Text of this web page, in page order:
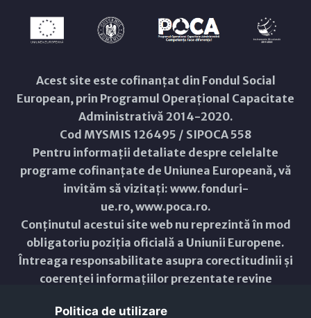
Acest site este cofinanțat din Fondul Social
European, prin Programul Operațional Capacitate
Administrativă 2014-2020.
Cod MYSMIS 126495 / SIPOCA 558
Pentru informații detaliate despre celelalte
programe cofinanțate de Uniunea Europeană, vă
invităm să vizitați: www.fonduri-
ue.ro,www.poca.ro.
Conținutul acestui site web nu reprezintă în mod
obligatoriu poziția oficială a Uniunii Europene.
Întreaga responsabilitate asupra corectitudinii și
coerenței informațiilor prezentate revine
Politica de utilizare